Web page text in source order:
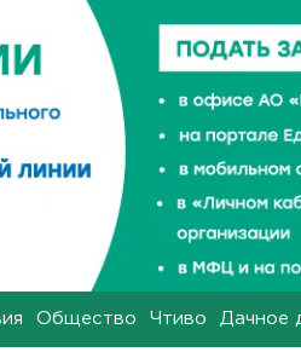
Общество Чтиво Дачное